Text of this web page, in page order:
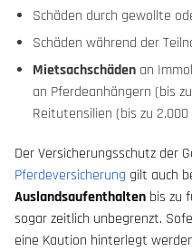
Schäden durch gewollte
Schäden während der
Mietsachschäden an
an Pferdeanhängern (bis
Reitutensilien (bis zu 2.000
Der Versicherungsschutz der
Pferdeversicherung gilt auch
Auslandsaufenthalten bis zu
sogar zeitlich unbegrenzt.
eine Kaution hinterlegt